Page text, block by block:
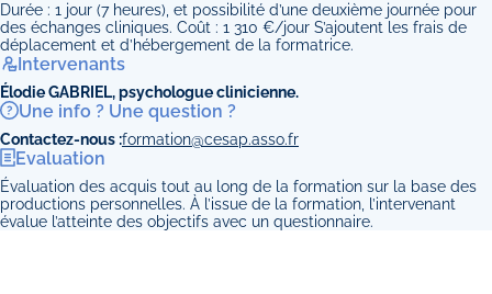
Durée : 1 jour (7 heures), et possibilité d’une deuxième journée pour
des échanges cliniques. Coût : 1 310 €/jour S’ajoutent les frais de
déplacement et d’hébergement de la formatrice.
Intervenants
Élodie GABRIEL, psychologue clinicienne.
Une info ? Une question ?
Contactez-nous :formation@cesap.asso.fr
Evaluation
Évaluation des acquis tout au long de la formation sur la base des
productions personnelles. À l’issue de la formation, l’intervenant
évalue l’atteinte des objectifs avec un questionnaire.